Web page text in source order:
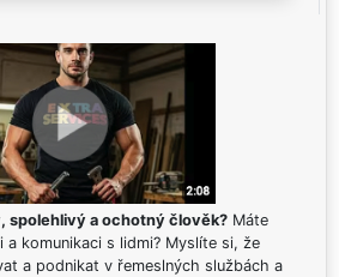
spolehlivý a ochotný člověk? Máte
a komunikaci s lidmi? Myslíte si, že
a podnikat v řemeslných službách a